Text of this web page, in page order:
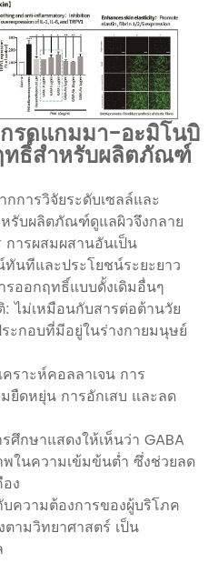
กรดแกมมา-อะมิโนบิ
ทธิ์สำหรับผลิตภัณฑ์
การวิจัยระดับเซลล์และ
รับผลิตภัณฑ์ดูแลผิวจึงกลาย
การผสมผสานอันเป็น
นทีและประโยชน์ระยะยาว
รออกฤทธิ์แบบดั้งเดิมอื่นๆ
ไม่เหมือนกับสารต่อต้านวัย
ะกอบที่มีอยู่ในร่างกายมนุษย์
ราะห์คอลลาเจน การ
ยืดหยุ่น การอักเสบ และลด
กษาแสดงให้เห็นว่า GABA
ในความเข้มข้นต่ำ ซึ่งช่วยลด
ง
ความต้องการของผู้บริโภค
ามวิทยาศาสตร์ เป็น